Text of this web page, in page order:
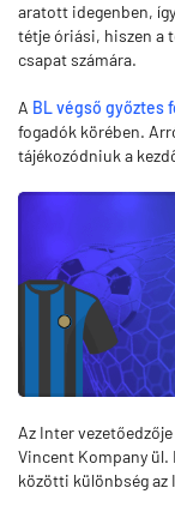
aratott idegenben,
tétje óriási, hiszen a
csapat számára.
A BL végső győztes
fogadók körében.
tájékozódniuk a
Az Inter
Vincent Kompany ül.
közötti különbség az